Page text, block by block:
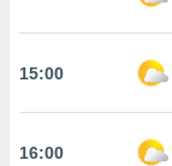
de que
sean
el sitio
15:00
16:00